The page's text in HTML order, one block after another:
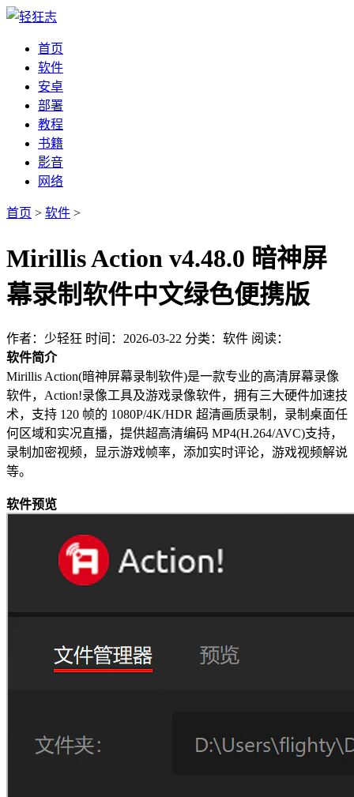
首页
软件
安卓
部署
教程
书籍
影音
网络
首页 > 软件 >
Mirillis Action v4.48.0 暗神屏
幕录制软件中文绿色便携版
作者：少轻狂 时间：2026-03-22 分类：软件 阅读：
软件简介
Mirillis Action(暗神屏幕录制软件)是一款专业的高清屏幕录像
软件，Action!录像工具及游戏录像软件，拥有三大硬件加速技
术，支持 120 帧的 1080P/4K/HDR 超清画质录制，录制桌面任
何区域和实况直播，提供超高清编码 MP4(H.264/AVC)支持，
录制加密视频，显示游戏帧率，添加实时评论，游戏视频解说
等。
软件预览